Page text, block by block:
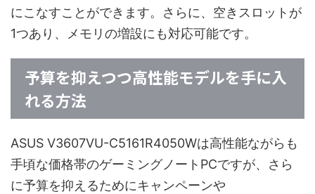
にこなすことができます。さらに、空きスロットが
1つあり、メモリの増設にも対応可能です。
予算を抑えつつ高性能モデルを手に入
れる方法
ASUS V3607VU-C5161R4050Wは高性能ながらも
手頃な価格帯のゲーミングノートPCですが、さら
に予算を抑えるためにキャンペーンや